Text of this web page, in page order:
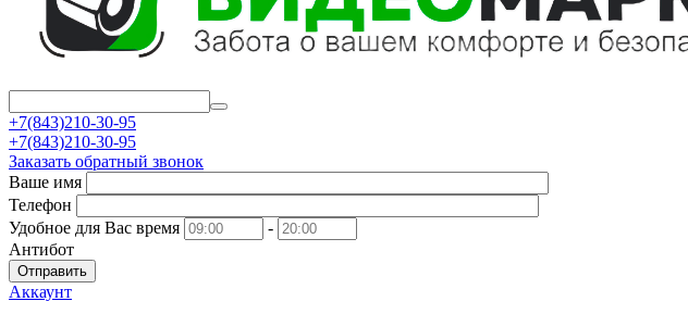
+7(843)210-30-95
+7(843)210-30-95
Заказать обратный звонок
Ваше имя
Телефон
Удобное для Вас время
-
Антибот
Отправить
Аккаунт